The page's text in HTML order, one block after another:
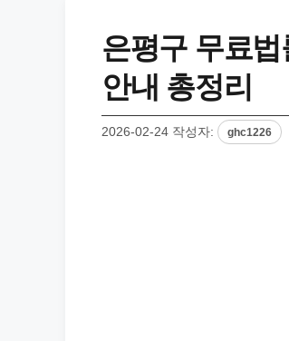
은평구 무료
안내 총정리
2026-02-24 작성자: ghc1226